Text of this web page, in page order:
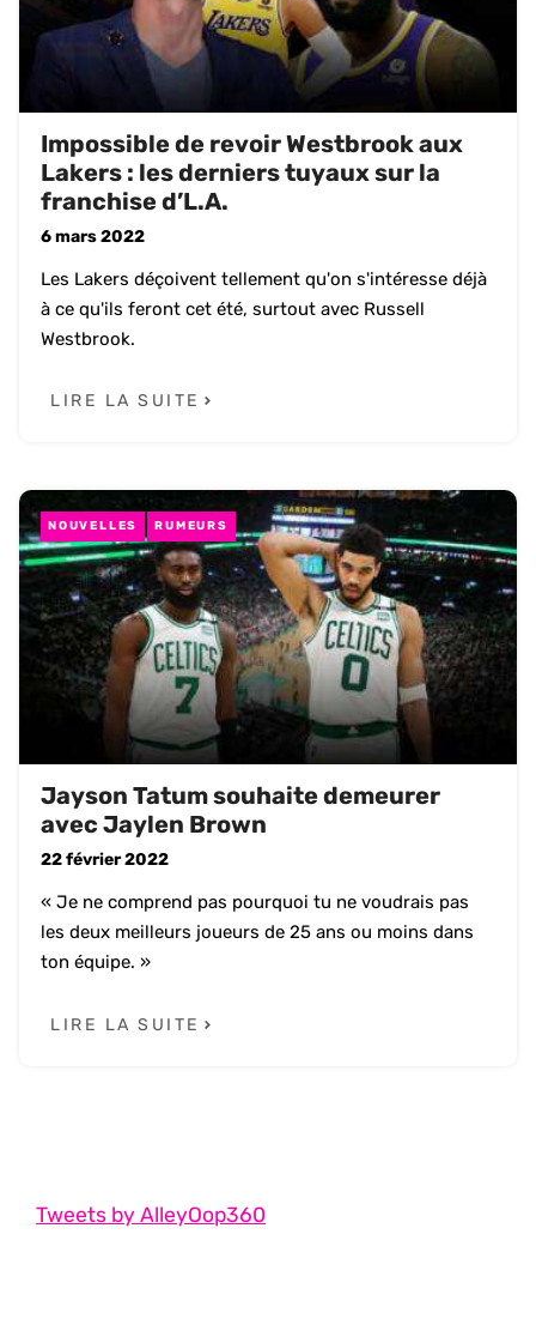
Impossible de revoir Westbrook aux
Lakers : les derniers tuyaux sur la
franchise d’L.A.
6 mars 2022
Les Lakers déçoivent tellement qu'on s'intéresse déjà
à ce qu'ils feront cet été, surtout avec Russell
Westbrook.
LIRE LA SUITE
NOUVELLES RUMEURS
Jayson Tatum souhaite demeurer
avec Jaylen Brown
22 février 2022
« Je ne comprend pas pourquoi tu ne voudrais pas
les deux meilleurs joueurs de 25 ans ou moins dans
ton équipe. »
LIRE LA SUITE
Tweets by AlleyOop360